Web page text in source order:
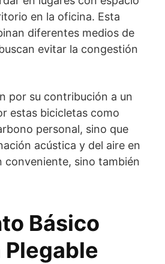
en la oficina. Esta
diferentes medios de
evitar la congestión
por su contribución a un
estas bicicletas como
personal, sino que
acústica y del aire en
conveniente, sino también
Básico